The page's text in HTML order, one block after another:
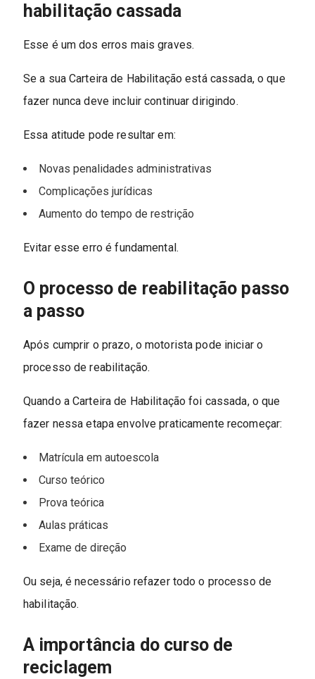
habilitação cassada
Esse é um dos erros mais graves.
Se a sua Carteira de Habilitação está cassada, o que
fazer nunca deve incluir continuar dirigindo.
Essa atitude pode resultar em:
Novas penalidades administrativas
Complicações jurídicas
Aumento do tempo de restrição
Evitar esse erro é fundamental.
O processo de reabilitação passo
a passo
Após cumprir o prazo, o motorista pode iniciar o
processo de reabilitação.
Quando a Carteira de Habilitação foi cassada, o que
fazer nessa etapa envolve praticamente recomeçar:
Matrícula em autoescola
Curso teórico
Prova teórica
Aulas práticas
Exame de direção
Ou seja, é necessário refazer todo o processo de
habilitação.
A importância do curso de
reciclagem